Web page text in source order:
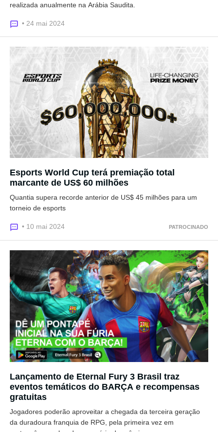
realizada anualmente na Arábia Saudita.
• 24 mai 2024
Esports World Cup terá premiação total
marcante de US$ 60 milhões
Quantia supera recorde anterior de US$ 45 milhões para um
torneio de esports
• 10 mai 2024 PATROCINADO
Lançamento de Eternal Fury 3 Brasil traz
eventos temáticos do BARÇA e recompensas
gratuitas
Jogadores poderão aproveitar a chegada da terceira geração
da duradoura franquia de RPG, pela primeira vez em